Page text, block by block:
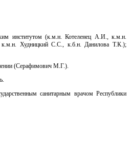
институтом (к.м.н. Котеленец А.И., к.м.н.
Худницкий С.С., к.б.н. Данилова Т.К.);
(Серафимович М.Г.).
санитарным врачом Республики